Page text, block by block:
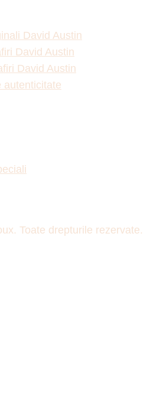
David Austin
David Austin
David Austin
autenticitate
Toate drepturile rezervate.